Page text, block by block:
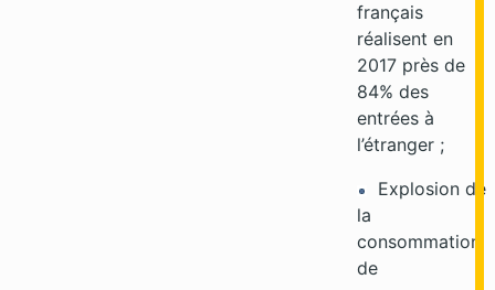
français
réalisent en
2017 près de
84% des
entrées à
l’étranger ;
Explosion de
la
consommation
de